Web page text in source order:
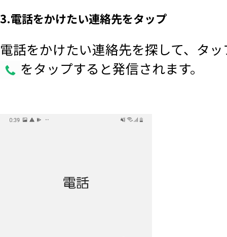
3.電話をかけたい連絡先をタップ
電話をかけたい連絡先を探して、タ
をタップすると発信されます。